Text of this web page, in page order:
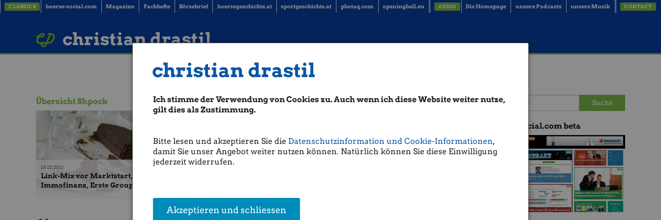
christian drastil
Ich stimme der Verwendung von Cookies zu. Auch wenn ich diese Website weiter nutze,
gilt dies als Zustimmung.
Bitte lesen und akzeptieren Sie die Datenschutzinformation und Cookie-Informationen,
damit Sie unser Angebot weiter nutzen können. Natürlich können Sie diese Einwilligung
jederzeit widerrufen.
Akzeptieren und schliessen
CLASSICS boerse-social.com Magazine Fachhefte Börsebrief boersegeschichte.at sportgeschichte.at photaq.com openingbell.eu AUDIO Die Homepage unsere Podcasts unsere Musik CONTACT
christian drastil
Übersicht Shpock
28.02.2013
Link-Mix vor Marktstart, 28.2.: ams,
Immofinanz, Erste Group, ...
Suche
boerse-social.com beta